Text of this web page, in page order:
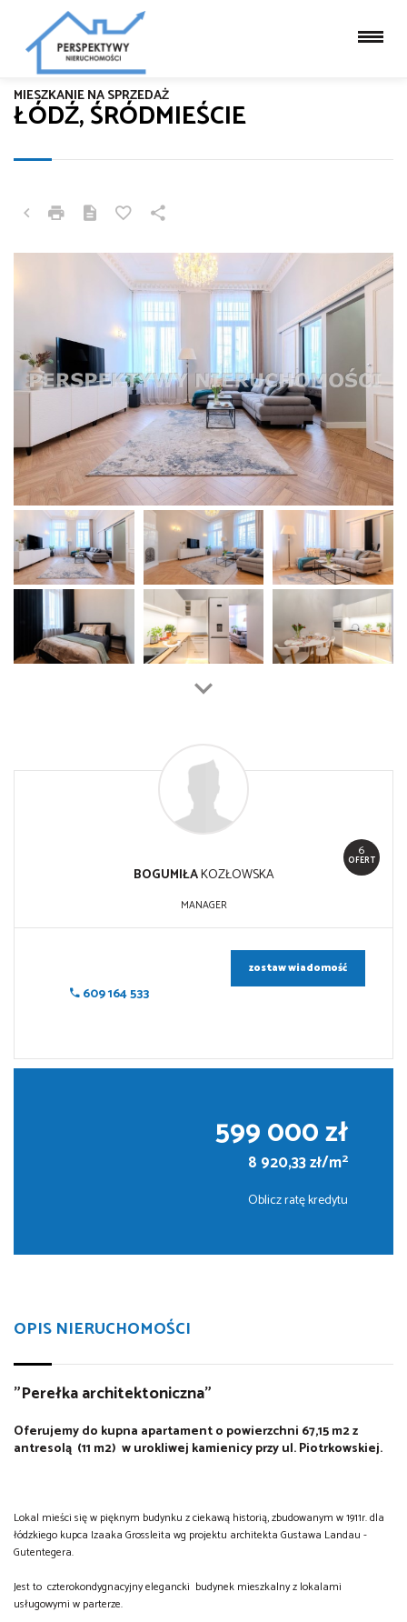
ŁÓDŹ, ŚRÓDMIEŚCIE
MIESZKANIE NA SPRZEDAŻ
6
OFERT
BOGUMIŁAKOZŁOWSKA
MANAGER
609 164 533
zostaw wiadomość
599 000 zł
8 920,33 zł/m2
Oblicz ratę kredytu
OPIS NIERUCHOMOŚCI
"Perełka architektoniczna"
Oferujemy do kupna apartament o powierzchni 67,15 m2 z
antresolą (11 m2) w urokliwej kamienicy przy ul. Piotrkowskiej.
Lokal mieści się w pięknym budynku z ciekawą historią, zbudowanym w 1911r. dla
łódzkiego kupca Izaaka Grossleita wg projektu architekta Gustawa Landau -
Gutentegera.
Jest to czterokondygnacyjny elegancki budynek mieszkalny z lokalami
usługowymi w parterze.